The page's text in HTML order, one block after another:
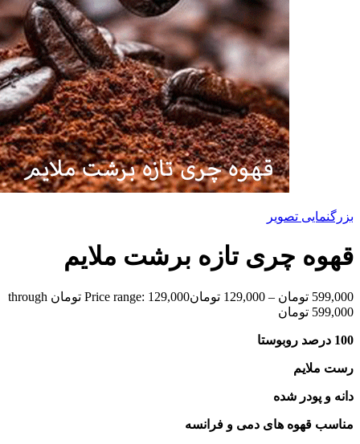
بزرگنمایی تصویر
قهوه چری تازه برشت ملایم
599,000 تومان –
129,000 تومان
Price range: 129,000 تومان through
599,000 تومان
100 درصد روبوستا
رست ملایم
دانه و پودر شده
مناسب قهوه های دمی و فرانسه